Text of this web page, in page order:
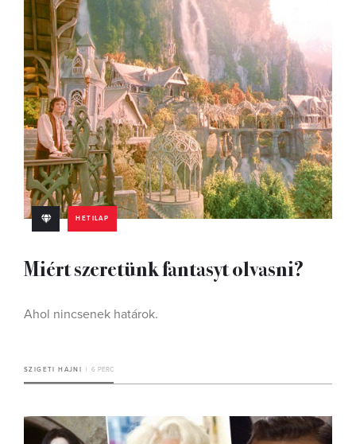
HETILAP
Miért szeretünk fantasyt olvasni?
Ahol nincsenek határok.
SZIGETI HAJNI 6 PERC